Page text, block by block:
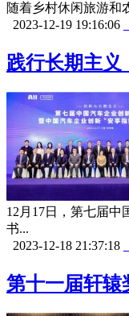
随着乡村休闲旅游和
2023-12-19 19:16:06
践行长期主义
12月17日，第七届
书...
2023-12-18 21:37:18
第十一届轩辕